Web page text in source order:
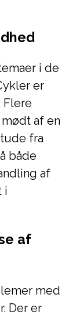
i de
er
Flere
af en
fra
både
af
i
af
med
Der er